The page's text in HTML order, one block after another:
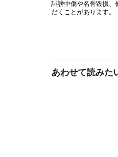
あわせて読みた